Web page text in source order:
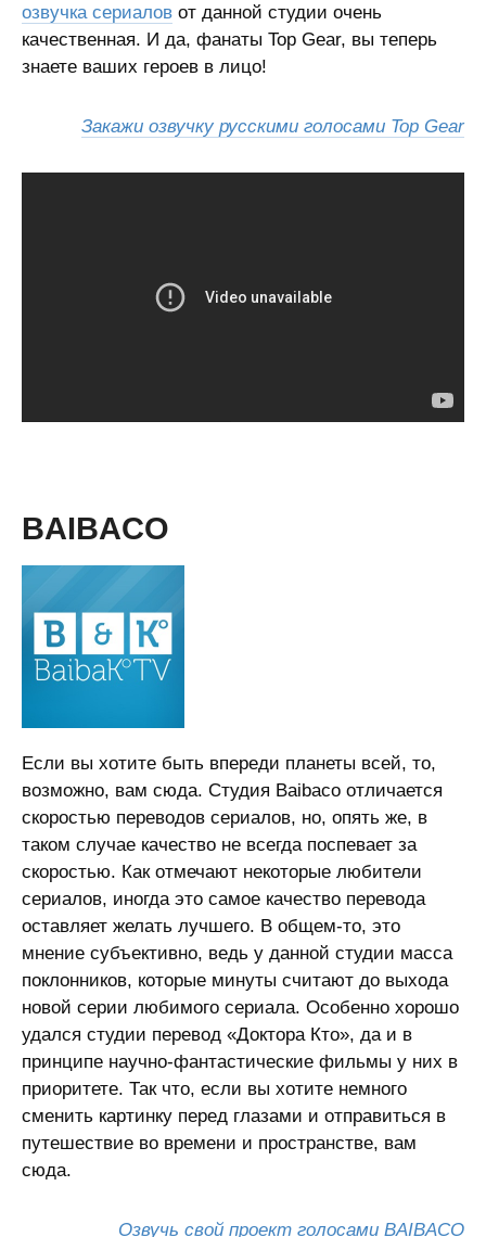
озвучка сериалов от данной студии очень
качественная. И да, фанаты Top Gear, вы теперь
знаете ваших героев в лицо!
Закажи озвучку русскими голосами Top Gear
BAIBACO
Если вы хотите быть впереди планеты всей, то,
возможно, вам сюда. Студия Baibaco отличается
скоростью переводов сериалов, но, опять же, в
таком случае качество не всегда поспевает за
скоростью. Как отмечают некоторые любители
сериалов, иногда это самое качество перевода
оставляет желать лучшего. В общем-то, это
мнение субъективно, ведь у данной студии масса
поклонников, которые минуты считают до выхода
новой серии любимого сериала. Особенно хорошо
удался студии перевод «Доктора Кто», да и в
принципе научно-фантастические фильмы у них в
приоритете. Так что, если вы хотите немного
сменить картинку перед глазами и отправиться в
путешествие во времени и пространстве, вам
сюда.
Озвучь свой проект голосами BAIBACO